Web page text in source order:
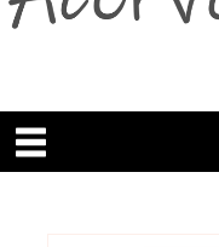
Abrir menu